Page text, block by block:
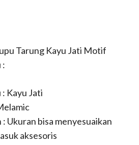
Tarung Kayu Jati Motif
:
: Kayu Jati
Ukuran bisa menyesuaikan
aksesoris